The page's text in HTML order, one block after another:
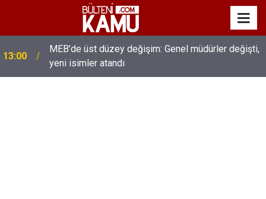
13:00
MEB’de üst düzey değişim: Genel müdürler değişti,
yeni isimler atandı